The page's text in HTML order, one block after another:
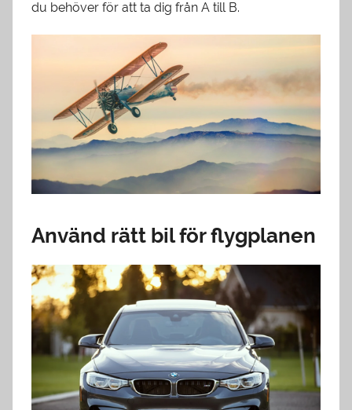
du behöver för att ta dig från A till B.
Använd rätt bil för flygplanen